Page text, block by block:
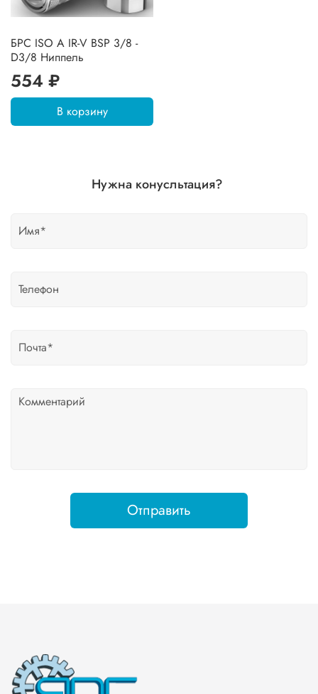
БРС ISO A IR-V BSP 3/8 -
D3/8 Ниппель
554 ₽
В корзину
Нужна конусльтация?
Отправить